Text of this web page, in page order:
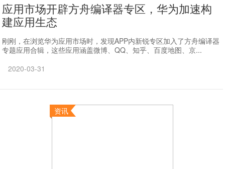
应用市场开辟方舟编译器专区，华为加速构
建应用生态
刚刚，在浏览华为应用市场时，发现APP内新锐专区加入了方舟编译器
专题应用合辑，这些应用涵盖微博、QQ、知乎、百度地图、京...
2020-03-31
资讯